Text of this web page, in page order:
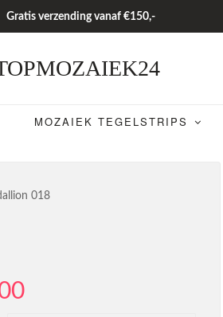
Gratis verzending vanaf €150,-
MOZAIEK TEGELSTRIPS
018